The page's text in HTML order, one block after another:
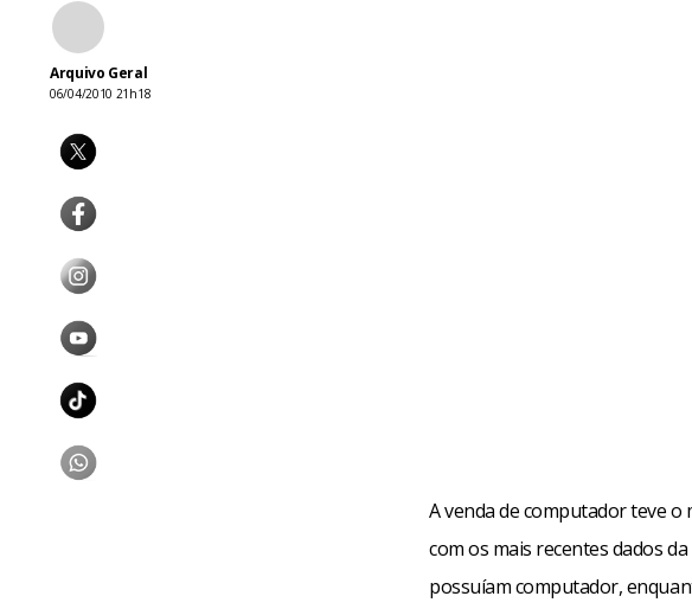
Arquivo Geral
06/04/2010 21h18
A venda de computador teve
com os mais recentes dados
possuíam computador,